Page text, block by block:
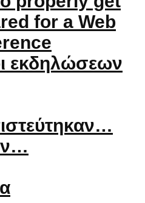
for a Web
εκδηλώσεων